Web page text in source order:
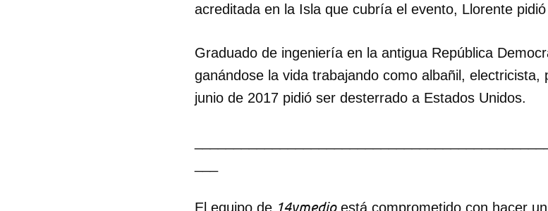
acreditada en la Isla que cubría el evento, Llorente
Graduado de ingeniería en la antigua República
ganándose la vida trabajando como albañil, electricista,
junio de 2017 pidió ser desterrado a Estados Unidos.
El equipo de 14ymedioestá comprometido con hacer